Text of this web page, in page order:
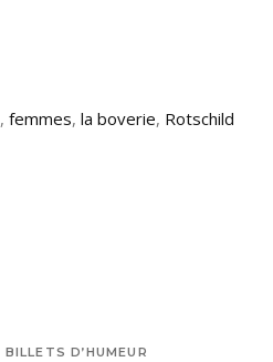
, femmes, la boverie, Rotschild
BILLETS D’HUMEUR